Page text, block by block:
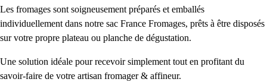
55,00 €
Les fromages sont soigneusement préparés et emballés
individuellement dans notre sac France Fromages, prêts à être disposés
sur votre propre plateau ou planche de dégustation.
Une solution idéale pour recevoir simplement tout en profitant du
savoir-faire de votre artisan fromager & affineur.